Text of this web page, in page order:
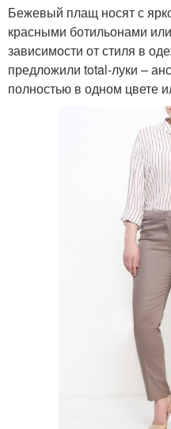
Бежевый плащ носят с
красными ботильонами
зависимости от стиля в
предложили total-луки –
полностью в одном цвете